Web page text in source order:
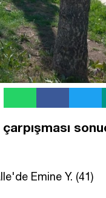
Emine Y. (41)